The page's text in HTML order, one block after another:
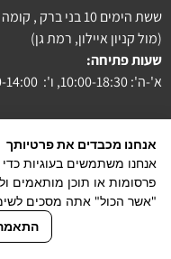
ששת הימים 10 בני ברק , קומה א'
(מול קניון איילון, רמת גן)
שעות פתיחה:
א'-ה': 10:00-18:30, ו': 9:00-14:00
צור קשר
הצהרת נגישות
powered by PiXeliT
אנחנו מכבדים את פרטיותך
אנחנו משתמשים בעוגיות
פרסומות או תוכן מותאמים
"אשר הכול" אתה מסכים